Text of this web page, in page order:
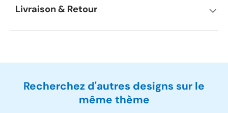
Livraison & Retour
Recherchez d'autres designs sur le
même thème